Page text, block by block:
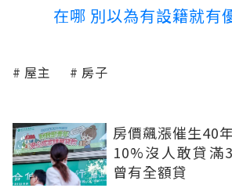
在哪 別以為有設籍就有
屋主 房子
房價飆漲催生40
10%沒人敢貸滿
曾有全額貸